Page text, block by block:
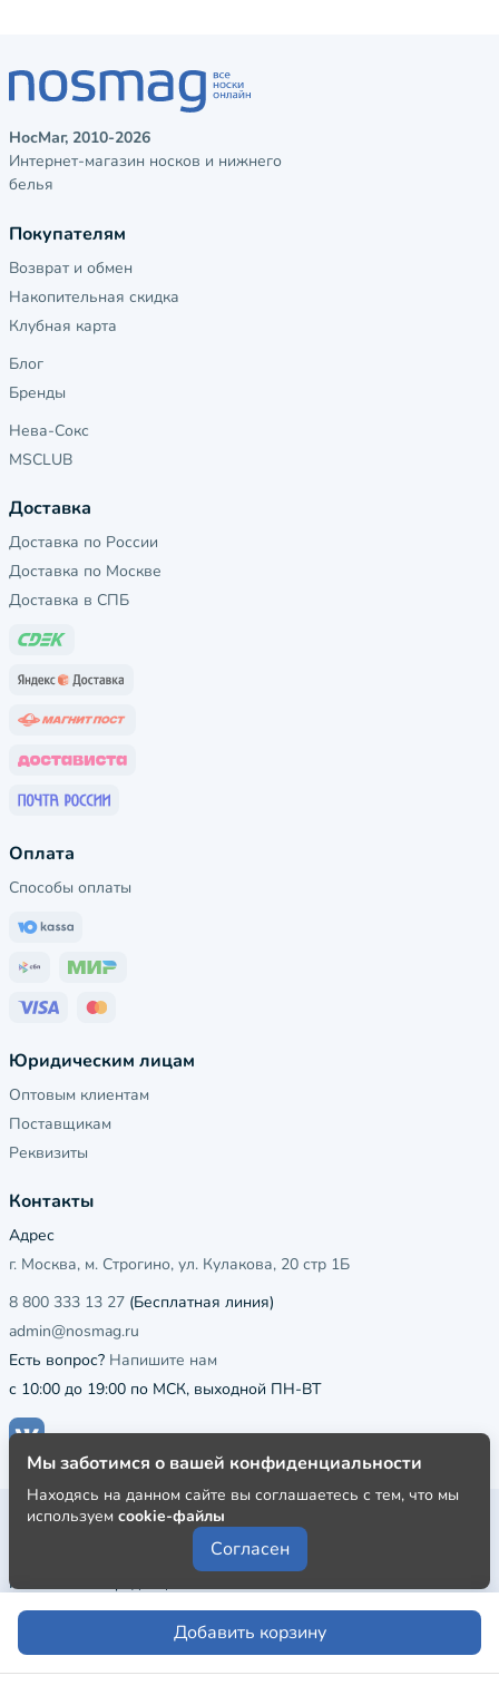
Добавить корзину
НосМаг, 2010-2026
Интернет-магазин носков и нижнего
белья
Покупателям
Возврат и обмен
Накопительная скидка
Клубная карта
Блог
Бренды
Нева-Сокс
MSCLUB
Доставка
Доставка по России
Доставка по Москве
Доставка в СПБ
Оплата
Способы оплаты
Юридическим лицам
Оптовым клиентам
Поставщикам
Реквизиты
Контакты
Адрес
г. Москва, м. Строгино, ул. Кулакова, 20 стр 1Б
8 800 333 13 27 (Бесплатная линия)
admin@nosmag.ru
Есть вопрос? Напишите нам
с 10:00 до 19:00 по МСК, выходной ПН-ВТ
Публичная оферта
Пользовательское соглашение
Политика конфиденциальности
Мы заботимся о вашей конфиденциальности
Находясь на данном сайте вы соглашаетесь с тем, что мы
используем cookie-файлы
Согласен